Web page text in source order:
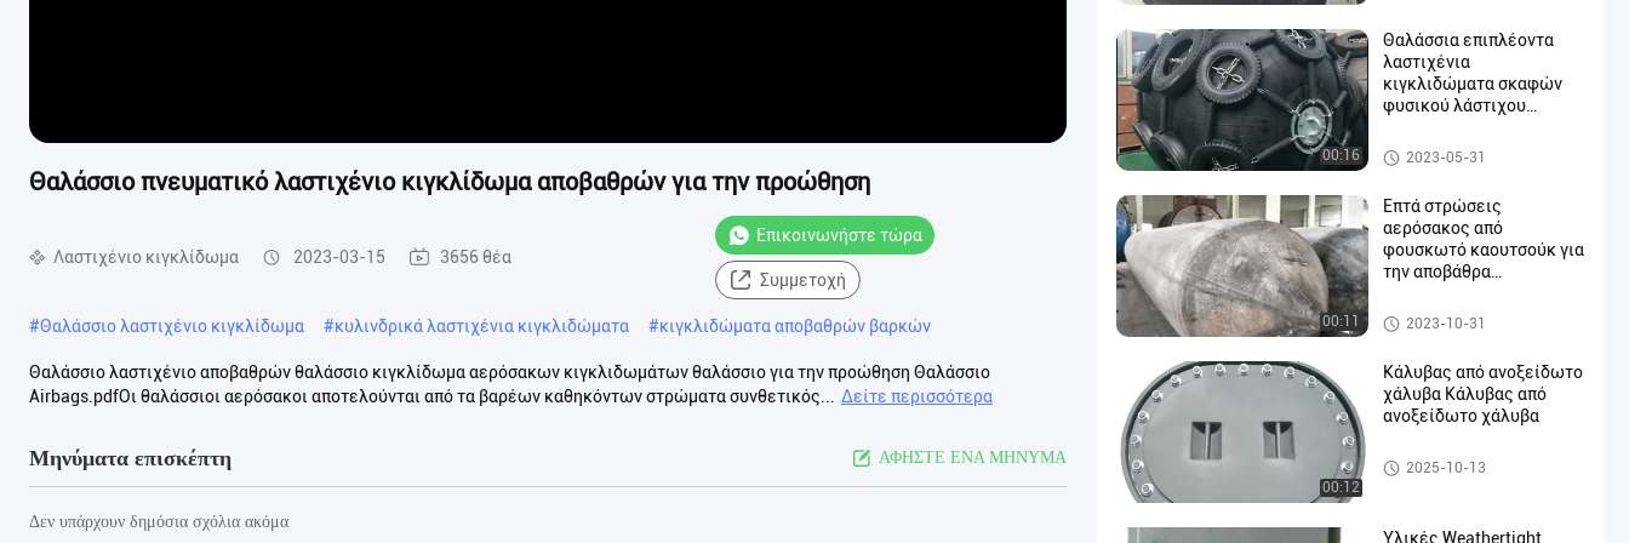
Θαλάσσιο πνευματικό λαστιχένιο κιγκλίδωμα αποβαθρών για την προώθηση
Λαστιχένιο κιγκλίδωμα 2023-03-15 3656 θέα
Επικοινωνήστε τώρα
Συμμετοχή
#Θαλάσσιο λαστιχένιο κιγκλίδωμα #κυλινδρικά λαστιχένια κιγκλιδώματα #κιγκλιδώματα αποβαθρών βαρκών
Θαλάσσιο λαστιχένιο αποβαθρών θαλάσσιο κιγκλίδωμα αερόσακων κιγκλιδωμάτων θαλάσσιο για την προώθηση Θαλάσσιο
Airbags.pdfΟι θαλάσσιοι αερόσακοι αποτελούνται από τα βαρέων καθηκόντων στρώματα συνθετικός... Δείτε περισσότερα
Μηνύματα επισκέπτη ΑΦΗΣΤΕ ΕΝΑ ΜΗΝΥΜΑ
Δεν υπάρχουν δημόσια σχόλια ακόμα
00:16
Θαλάσσια επιπλέοντα
λαστιχένια
κιγκλιδώματα σκαφών
φυσικού λάστιχου
διογκώσιμα πνευματικά
Λαστιχένιο κιγκλίδωμα
2023-05-31
00:11
Επτά στρώσεις
αερόσακος από
φουσκωτό καουτσούκ για
την αποβάθρα
Λαστιχένιο κιγκλίδωμα
2023-10-31
00:12
Κάλυβας από ανοξείδωτο
χάλυβα Κάλυβας από
ανοξείδωτο χάλυβα
Θαλάσσια κάλυψη πορτών
2025-10-13
Υλικές Weathertight